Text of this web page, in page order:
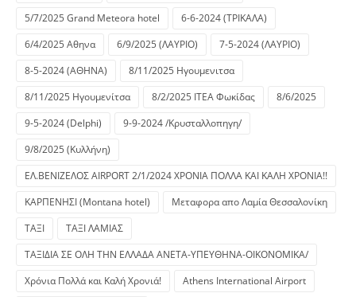
5/7/2025 Grand Meteora hotel
6-6-2024 (ΤΡΙΚΑΛΑ)
6/4/2025 Αθηνα
6/9/2025 (ΛΑΥΡΙΟ)
7-5-2024 (ΛΑΥΡΙΟ)
8-5-2024 (ΑΘΗΝΑ)
8/11/2025 Ηγουμενιτσα
8/11/2025 Ηγουμενίτσα
8/2/2025 ΙΤΕΑ Φωκίδας
8/6/2025
9-5-2024 (Delphi)
9-9-2024 /Κρυσταλλοπηγη/
9/8/2025 (Κυλλήνη)
ΕΛ.ΒΕΝΙΖΕΛΟΣ AIRPORT 2/1/2024 ΧΡΟΝΙΑ ΠΟΛΛΑ ΚΑΙ ΚΑΛΗ ΧΡΟΝΙΑ!!
ΚΑΡΠΕΝΗΣΙ (Montana hotel)
Μεταφορα απο Λαμία Θεσσαλονίκη
ΤΑΞΙ
ΤΑΞΙ ΛΑΜΙΑΣ
ΤΑΞΙΔΙΑ ΣΕ ΟΛΗ ΤΗΝ ΕΛΛΑΔΑ ΑΝΕΤΑ-ΥΠΕΥΘΗΝΑ-ΟΙΚΟΝΟΜΙΚΑ/
Χρόνια Πολλά και Καλή Χρονιά!
Athens International Airport